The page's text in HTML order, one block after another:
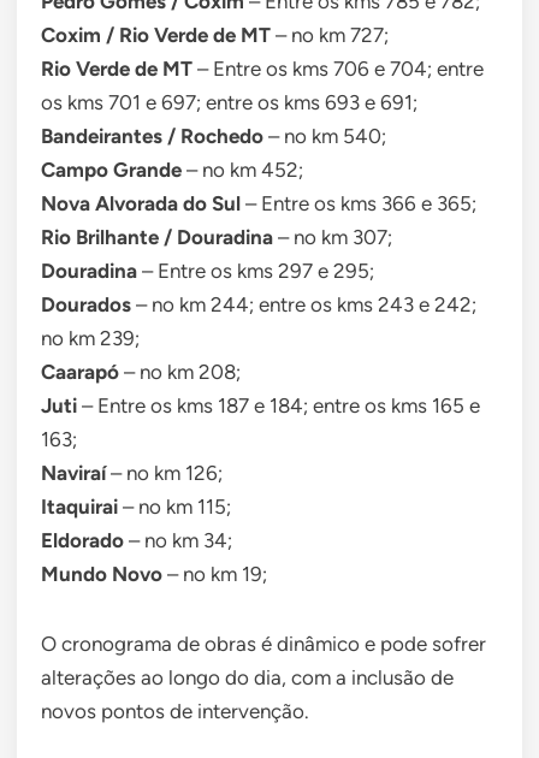
Coxim / Rio Verde de MT – no km 727;
Rio Verde de MT – Entre os kms 706 e 704; entre
os kms 701 e 697; entre os kms 693 e 691;
Bandeirantes / Rochedo – no km 540;
Campo Grande – no km 452;
Nova Alvorada do Sul – Entre os kms 366 e 365;
Rio Brilhante / Douradina – no km 307;
Douradina – Entre os kms 297 e 295;
Dourados – no km 244; entre os kms 243 e 242;
no km 239;
Caarapó – no km 208;
Juti – Entre os kms 187 e 184; entre os kms 165 e
163;
Naviraí– no km 126;
Itaquirai – no km 115;
Eldorado – no km 34;
Mundo Novo – no km 19;
O cronograma de obras é dinâmico e pode sofrer
alterações ao longo do dia, com a inclusão de
novos pontos de intervenção.